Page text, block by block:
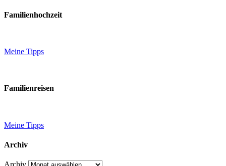
Familienhochzeit
Meine Tipps
Familienreisen
Meine Tipps
Archiv
Archiv